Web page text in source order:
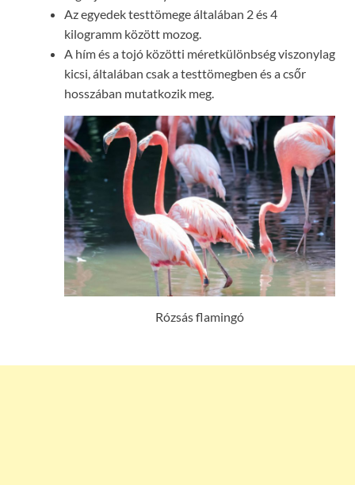
Az egyedek testtömege általában 2 és 4
kilogramm között mozog.
A hím és a tojó közötti méretkülönbség viszonylag
kicsi, általában csak a testtömegben és a csőr
hosszában mutatkozik meg.
Rózsás flamingó